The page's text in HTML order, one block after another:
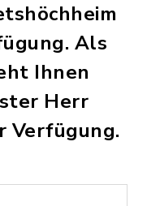
Als
Ihnen
Herr
Verfügung.